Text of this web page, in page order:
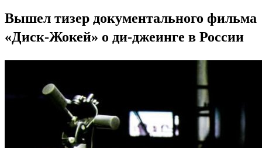
Вышел тизер документального фильма
«Диск-Жокей» о ди-джеинге в России